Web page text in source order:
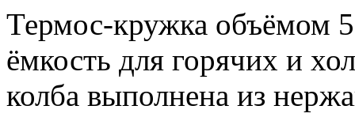
Термос-кружка объёмом
ёмкость для горячих и
колба выполнена из